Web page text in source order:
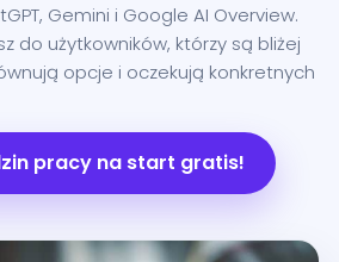
Gemini i Google AI Overview.
do użytkowników, którzy są bliżej
opcje i oczekują konkretnych
pracy na start gratis!